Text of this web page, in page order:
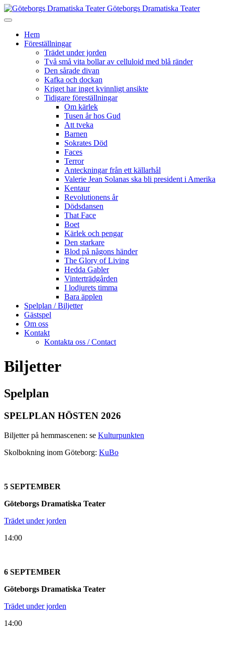
Göteborgs Dramatiska Teater
Hem
Föreställningar
Trädet under jorden
Två små vita bollar av celluloid med blå ränder
Den sårade divan
Kafka och dockan
Kriget har inget kvinnligt ansikte
Tidigare föreställningar
Om kärlek
Tusen år hos Gud
Att tveka
Barnen
Sokrates Död
Faces
Terror
Anteckningar från ett källarhål
Valerie Jean Solanas ska bli president i Amerika
Kentaur
Revolutionens år
Dödsdansen
That Face
Boet
Kärlek och pengar
Den starkare
Blod på någons händer
The Glory of Living
Hedda Gabler
Vinterträdgården
I lodjurets timma
Bara äpplen
Spelplan / Biljetter
Gästspel
Om oss
Kontakt
Kontakta oss / Contact
Biljetter
Spelplan
SPELPLAN HÖSTEN 2026
Biljetter på hemmascenen: se Kulturpunkten
Skolbokning inom Göteborg: KuBo
5 SEPTEMBER
Göteborgs Dramatiska Teater
Trädet under jorden
14:00
6 SEPTEMBER
Göteborgs Dramatiska Teater
Trädet under jorden
14:00